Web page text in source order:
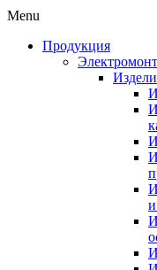
Menu
Продукция